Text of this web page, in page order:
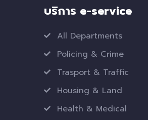
บริการ e-service
All Departments
Policing & Crime
Trasport & Traffic
Housing & Land
Health & Medical